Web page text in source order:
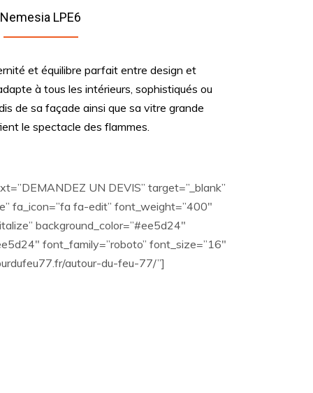
Nemesia LPE6
et équilibre parfait entre design et
à tous les intérieurs, sophistiqués ou
de sa façade ainsi que sa vitre grande
le spectacle des flammes.
UN DEVIS” target=”_blank”
fa_icon=”fa fa-edit” font_weight=”400″
background_color=”#ee5d24″
font_family=”roboto” font_size=”16″
autour-du-feu-77/”]